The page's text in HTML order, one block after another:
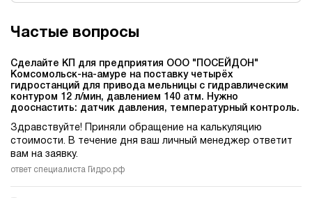
Частые вопросы
Сделайте КП для предприятия ООО "ПОСЕЙДОН"
Комсомольск-на-амуре на поставку четырёх
гидростанций для привода мельницы c гидравлическим
контуром 12 л/мин, давлением 140 атм. Нужно
дооснастить: датчик давления, температурный контроль.
Здравствуйте! Приняли обращение на калькуляцию
стоимости. В течение дня ваш личный менеджер ответит
вам на заявку.
ответ специалиста Гидро.рф